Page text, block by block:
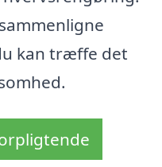
kan træffe det